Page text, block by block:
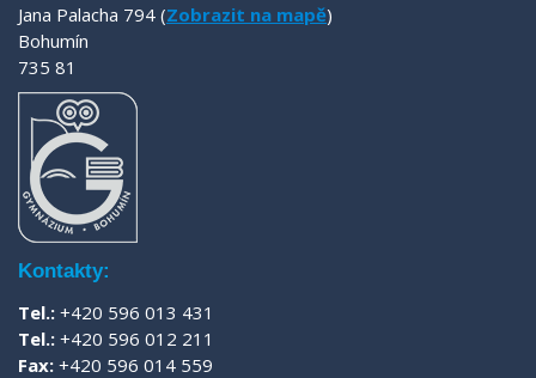
Jana Palacha 794 (Zobrazit na mapě)
Bohumín
735 81
Kontakty:
Tel.: +420 596 013 431
Tel.: +420 596 012 211
Fax: +420 596 014 559